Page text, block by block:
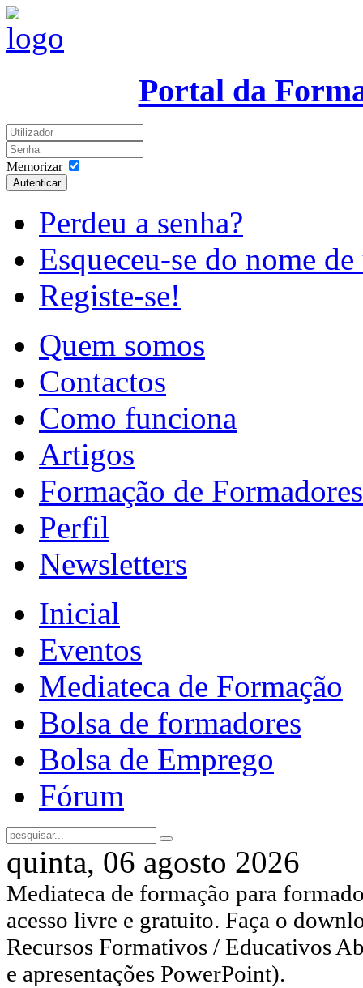
Portal da
Memorizar
Autenticar
Perdeu a senha?
Esqueceu-se do nome
Registe-se!
Quem somos
Contactos
Como funciona
Artigos
Formação de Formadores
Perfil
Newsletters
Inicial
Eventos
Mediateca de Formação
Bolsa de formadores
Bolsa de Emprego
Fórum
quinta, 06 agosto 2026
Mediateca de formação para
acesso livre e gratuito. Faça o
Recursos Formativos / Educativos
e apresentações PowerPoint).